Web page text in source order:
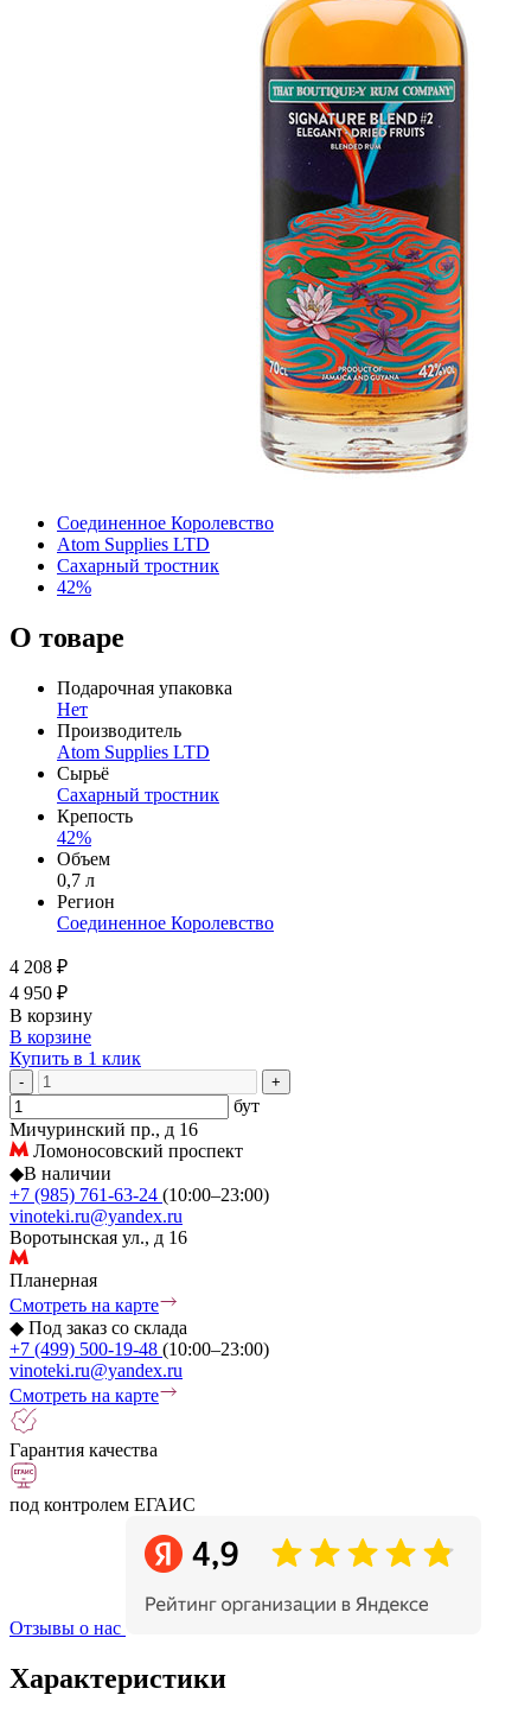
Соединенное Королевство
Atom Supplies LTD
Сахарный тростник
42%
О товаре
Подарочная упаковка
Нет
Производитель
Atom Supplies LTD
Сырьё
Сахарный тростник
Крепость
42%
Объем
0,7 л
Регион
Соединенное Королевство
4 208 ₽
4 950 ₽
В корзину
В корзине
Купить в 1 клик
- +
бут
Мичуринский пр., д 16
Ломоносовский проспект
◆В наличии
+7 (985) 761-63-24 (10:00–23:00)
vinoteki.ru@yandex.ru
Воротынская ул., д 16
Планерная
Смотреть на карте
◆ Под заказ со склада
+7 (499) 500-19-48 (10:00–23:00)
vinoteki.ru@yandex.ru
Смотреть на карте
Гарантия качества
под контролем ЕГАИС
Отзывы о нас
Характеристики